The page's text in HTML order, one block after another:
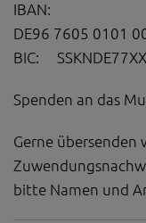
IBAN:
DE96 7605 0101
BIC:
Spenden an das
Gerne übersenden
bitte Namen und